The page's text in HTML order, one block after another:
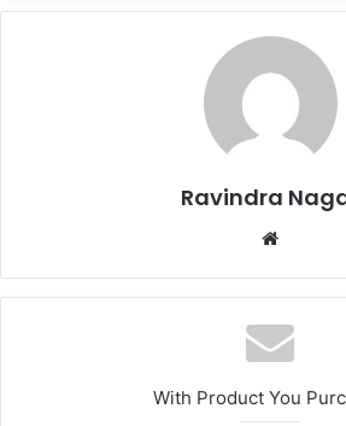
Ravindra
Website
With Product You